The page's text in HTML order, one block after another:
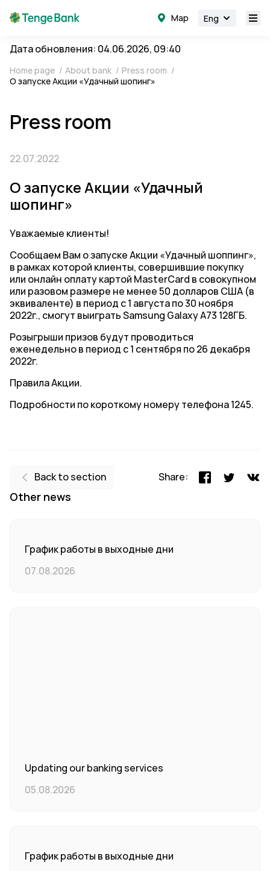
Map Eng
Дата обновления: 04.06.2026, 09:40
Home page / About bank / Press room /
О запуске Акции «Удачный шопинг»
Press room
22.07.2022
О запуске Акции «Удачный
шопинг»
Уважаемые клиенты!
Сообщаем Вам о запуске Акции «Удачный шоппинг»,
в рамках которой клиенты, совершившие покупку
или онлайн оплату картой MasterCard в совокупном
или разовом размере не менее 50 долларов США (в
эквиваленте) в период с 1 августа по 30 ноября
2022г., смогут выиграть Samsung Galaxy A73 128ГБ.
Розыгрыши призов будут проводиться
еженедельно в период с 1 сентября по 26 декабря
2022г.
Правила Акции.
Подробности по короткому номеру телефона 1245.
Back to section Share:
Other news
График работы в выходные дни
07.08.2026
Updating our banking services
05.08.2026
График работы в выходные дни